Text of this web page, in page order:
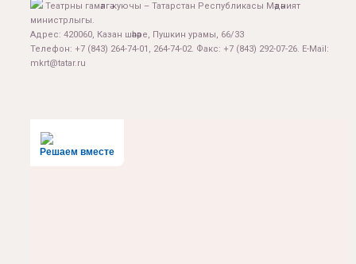
Театрны гамәлгә куючы – Татарстан Республикасы Мәдәният
министрлыгы.
Адрес: 420060, Казан шәһәре, Пушкин урамы, 66/33
Телефон: +7 (843) 264-74-01, 264-74-02. Факс: +7 (843) 292-07-26. E-Mail:
mkrt@tatar.ru
Решаем вместе